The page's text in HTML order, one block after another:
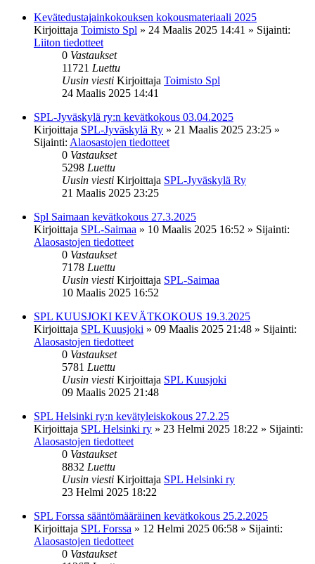
Kevätedustajainkokouksen kokousmateriaali 2025
Kirjoittaja Toimisto Spl » 24 Maalis 2025 14:41 » Sijainti:
Liiton tiedotteet
0 Vastaukset
11721 Luettu
Uusin viesti Kirjoittaja Toimisto Spl
24 Maalis 2025 14:41
SPL-Jyväskylä ry:n kevätkokous 03.04.2025
Kirjoittaja SPL-Jyväskylä Ry » 21 Maalis 2025 23:25 »
Sijainti: Alaosastojen tiedotteet
0 Vastaukset
5298 Luettu
Uusin viesti Kirjoittaja SPL-Jyväskylä Ry
21 Maalis 2025 23:25
Spl Saimaan kevätkokous 27.3.2025
Kirjoittaja SPL-Saimaa » 10 Maalis 2025 16:52 » Sijainti:
Alaosastojen tiedotteet
0 Vastaukset
7178 Luettu
Uusin viesti Kirjoittaja SPL-Saimaa
10 Maalis 2025 16:52
SPL KUUSJOKI KEVÄTKOKOUS 19.3.2025
Kirjoittaja SPL Kuusjoki » 09 Maalis 2025 21:48 » Sijainti:
Alaosastojen tiedotteet
0 Vastaukset
5781 Luettu
Uusin viesti Kirjoittaja SPL Kuusjoki
09 Maalis 2025 21:48
SPL Helsinki ry:n kevätyleiskokous 27.2.25
Kirjoittaja SPL Helsinki ry » 23 Helmi 2025 18:22 » Sijainti:
Alaosastojen tiedotteet
0 Vastaukset
8832 Luettu
Uusin viesti Kirjoittaja SPL Helsinki ry
23 Helmi 2025 18:22
SPL Forssa sääntömääräinen kevätkokous 25.2.2025
Kirjoittaja SPL Forssa » 12 Helmi 2025 06:58 » Sijainti:
Alaosastojen tiedotteet
0 Vastaukset